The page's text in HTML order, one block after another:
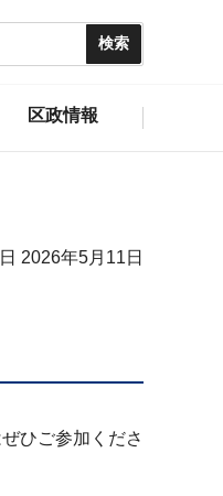
区政情報
2026年5月11日
ひご参加くださ